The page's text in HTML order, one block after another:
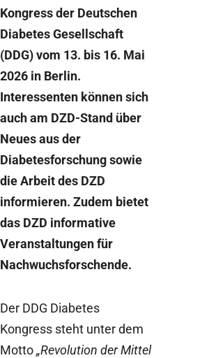
Kongress der Deutschen
Diabetes Gesellschaft
(DDG) vom 13. bis 16. Mai
2026 in Berlin.
Interessenten können sich
auch am DZD-Stand über
Neues aus der
Diabetesforschung sowie
die Arbeit des DZD
informieren. Zudem bietet
das DZD informative
Veranstaltungen für
Nachwuchsforschende.
Der DDG Diabetes
Kongress steht unter dem
Motto„Revolution der Mittel